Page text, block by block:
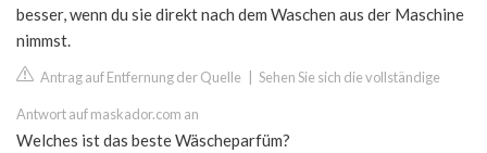
besser, wenn du sie direkt nach dem Waschen aus der Maschine
nimmst.
Antrag auf Entfernung der Quelle Sehen Sie sich die vollständige
Antwort auf maskador.com an
Welches ist das beste Wäscheparfüm?